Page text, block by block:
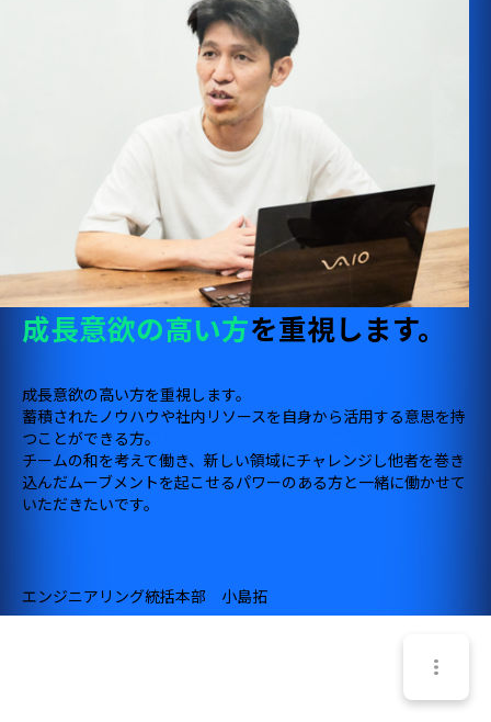
成長意欲の高い方を重視します。
成長意欲の高い方を重視します。
蓄積されたノウハウや社内リソースを自身から活用する意思を持
つことができる方。
チームの和を考えて働き、新しい領域にチャレンジし他者を巻き
込んだムーブメントを起こせるパワーのある方と一緒に働かせて
いただきたいです。
エンジニアリング統括本部 小島拓